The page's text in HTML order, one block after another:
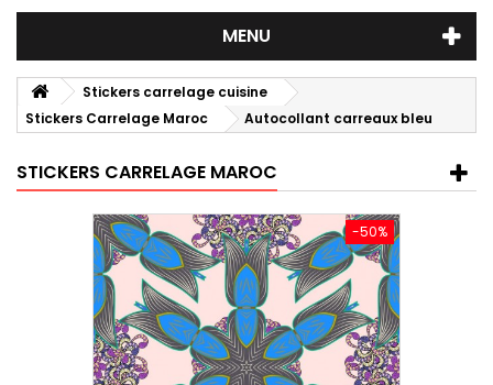
MENU
Stickers carrelage cuisine
Stickers Carrelage Maroc
Autocollant carreaux bleu
STICKERS CARRELAGE MAROC
-50%